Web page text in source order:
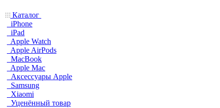
Каталог
iPhone
iPad
Apple Watch
Apple AirPods
MacBook
Apple Mac
Аксессуары Apple
Samsung
Xiaomi
Уценённый товар